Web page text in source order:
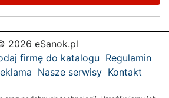
2026 eSanok.pl
firmę do katalogu Regulamin
Nasze serwisy Kontakt